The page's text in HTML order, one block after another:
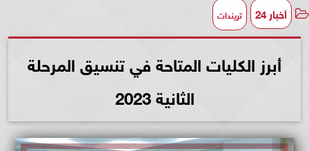
أخبار 24 تريندات
أبرز الكليات المتاحة في تنسيق المرحلة
الثانية 2023